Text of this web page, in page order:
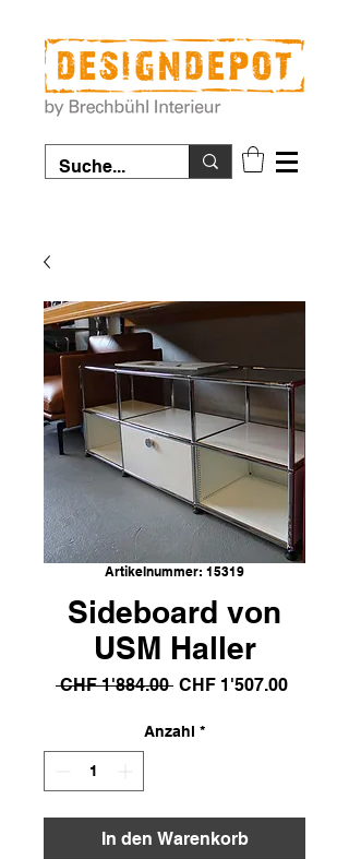
Artikelnummer: 15319
Sideboard von
USM Haller
CHF 1'884.00 Standardpreis
CHF 1'507.00Sale-
Anzahl *
In den Warenkorb